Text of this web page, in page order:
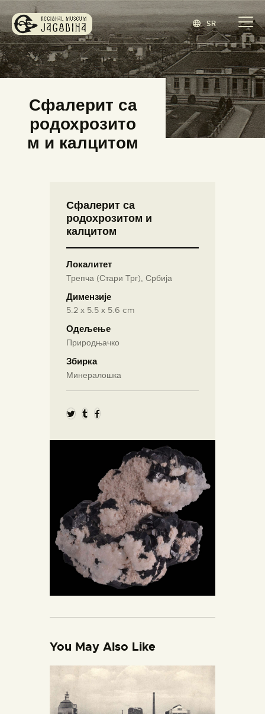
SR
Сфалерит са
родохрозито
м и калцитом
ЗАВИЧАЈНИ МУЗЕЈ ЈАГОДИНА
www.jagodina.museum
ЗБИРКЕ
ИЗЛОЖБЕ
ДОГАЂАЈИ
НАШ МУЗЕЈ
ENGLISH(ЕНГЛЕСКИ
Сфалерит са
родохрозитом и
калцитом
Локалитет
Трепча (Стари Трг), Србија
Димензије
5.2 х 5.5 х 5.6 cm
Одељење
Природњачко
Збирка
Минералошка
You May Also Like